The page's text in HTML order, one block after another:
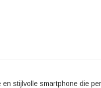
stijlvolle smartphone die